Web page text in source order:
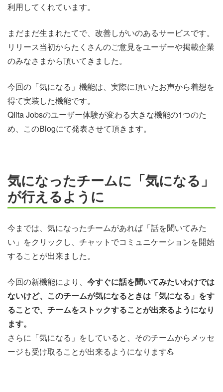
利用してくれています。
まだまだ生まれたてで、改善しがいのあるサービスです。
リリース当初からたくさんのご意見をユーザーや掲載企業
のみなさまから頂いてきました。
今回の「気になる」機能は、実際に頂いたお声から着想を
得て実装した機能です。
QIita Jobsのユーザー体験が変わる大きな機能の1つのた
め、このBlogにて発表させて頂きます。
気になったチームに「気になる」
が行えるように
今までは、気になったチームがあれば「話を聞いてみた
い」をクリックし、チャットでコミュニケーションを開始
することが出来ました。
今回の新機能により、 今すぐに話を聞いてみたいわけでは
ないけど、このチームが気になるときは「気になる」をす
ることで、チームをストックすることが出来るようになり
ます。
さらに「気になる」をしていると、そのチームからメッセ
ージも受け取ることが出来るようになります💪